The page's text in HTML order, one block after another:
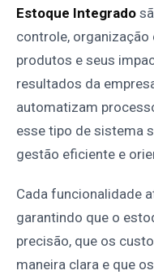
Estoque Integrado
controle,
produtos e seus
resultados da
automatizam
esse tipo de sistema
gestão eficiente e
Cada funcionalidade
garantindo que o
precisão, que os
maneira clara e que